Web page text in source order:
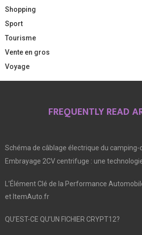
Shopping
Sport
Tourisme
Vente en gros
Voyage
FREQUENTLY READ
Schéma de câblage électrique du camping-
Embrayage 2CV centrifuge : une
L’Élément Clé de la Performance
et ItemAuto.fr
QU’EST-CE QU’UN FICHIER CRYPT12?